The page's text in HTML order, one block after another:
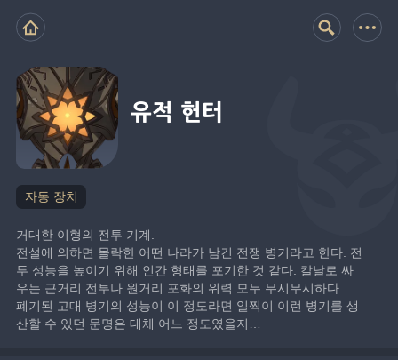
유적 헌터
자동 장치
거대한 이형의 전투 기계.
전설에 의하면 몰락한 어떤 나라가 남긴 전쟁 병기라고 한다. 전
투 성능을 높이기 위해 인간 형태를 포기한 것 같다. 칼날로 싸
우는 근거리 전투나 원거리 포화의 위력 모두 무시무시하다.
폐기된 고대 병기의 성능이 이 정도라면 일찍이 이런 병기를 생
산할 수 있던 문명은 대체 어느 정도였을지…